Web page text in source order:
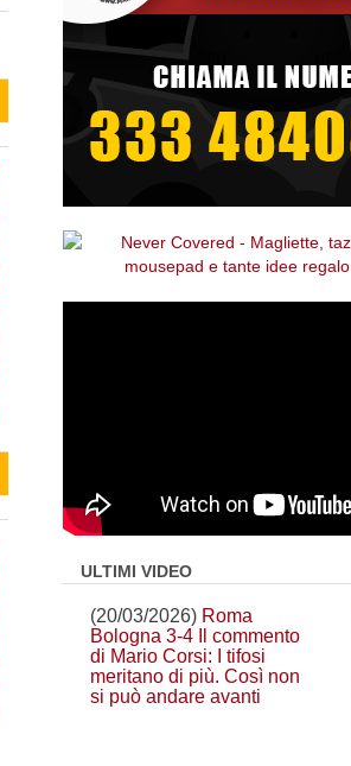
ULTIMI VIDEO
(20/03/2026) Roma
Bologna 3-4 Il commento
di Mario Corsi: I tifosi
meritano di più. Così non
si può andare avanti